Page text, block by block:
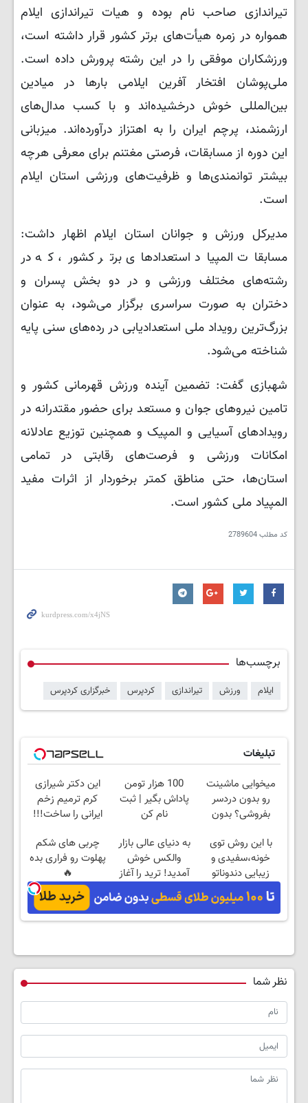
تیراندازی صاحب نام بوده و هیات تیراندازی ایلام
همواره در زمره هیأت‌های برتر کشور قرار داشته است،
ورزشکاران موفقی را در این رشته پرورش داده است.
ملی‌پوشان افتخار آفرین ایلامی بارها در میادین
بین‌المللی خوش درخشیده‌اند و با کسب مدال‌های
ارزشمند، پرچم ایران را به اهتزاز درآورده‌اند. میزبانی
این دوره از مسابقات، فرصتی مغتنم برای معرفی هرچه
بیشتر توانمندی‌ها و ظرفیت‌های ورزشی استان ایلام
است.
​مدیرکل ورزش و جوانان استان ایلام اظهار داشت:
مسابقات المپیاد استعدادهای برتر کشور، که در
رشته‌های مختلف ورزشی و در دو بخش پسران و
دختران به صورت سراسری برگزار می‌شود، به عنوان
بزرگ‌ترین رویداد ملی استعدادیابی در رده‌های سنی پایه
شناخته می‌شود.
شهبازی گفت: ​تضمین آینده ورزش قهرمانی کشور و
تامین نیروهای جوان و مستعد برای حضور مقتدرانه در
رویدادهای آسیایی و المپیک و همچنین توزیع عادلانه
امکانات ورزشی و فرصت‌های رقابتی در تمامی
استان‌ها، حتی مناطق کمتر برخوردار از اثرات مفید
المپیاد ملی کشور است.
کد مطلب2789604
برچسب‌ها
ایلام ورزش تیراندازی کردپرس خبرگزاری کردپرس
تبلیغات
میخوایی ماشینت
رو بدون دردسر
بفروشی؟ بدون
100 هزار تومن
پاداش بگیر | ثبت
نام کن
این دکتر شیرازی
کرم ترمیم زخم
ایرانی را ساخت!!!
با این روش توی
خونه،سفیدی و
زیبایی دندوناتو
برگردون(40%off)
به دنیای عالی بازار
والکس خوش
آمدید! ترید را آغاز
کنید!
چربی های شکم
پهلوت رو فراری بده
🔥
نظر شما